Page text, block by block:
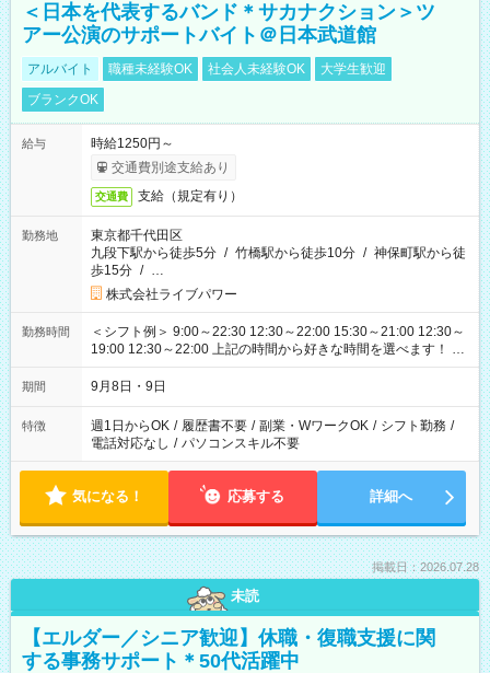
＜日本を代表するバンド＊サカナクション＞ツ
アー公演のサポートバイト＠日本武道館
アルバイト 職種未経験OK 社会人未経験OK
大学生歓迎
ブランクOK
給与
時給1250円～
交通費別途支給あり
交通費 支給（規定有り）
勤務地
東京都千代田区
九段下駅から徒歩5分 / 竹橋駅から徒歩10分 / 神保町駅から徒
歩15分 / …
株式会社ライブパワー
勤務時間
＜シフト例＞ 9:00～22:30 12:30～22:00 15:30～21:00 12:30～
19:00 12:30～22:00 上記の時間から好きな時間を選べます！ ※
時間は変更となる可能性があります
期間 9月8日・9日
特徴 週1日からOK / 履歴書不要 / 副業・WワークOK / シフト勤務 /
電話対応なし / パソコンスキル不要
気になる！ 応募する 詳細へ
掲載日：2026.07.28
未読
【エルダー／シニア歓迎】休職・復職支援に関
する事務サポート＊50代活躍中